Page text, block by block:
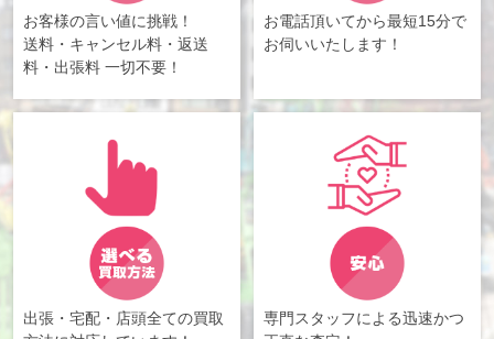
お客様の言い値に挑戦！
送料・キャンセル料・返送
料・出張料 一切不要！
お電話頂いてから最短15分で
お伺いいたします！
出張・宅配・店頭全ての買取
専門スタッフによる迅速かつ